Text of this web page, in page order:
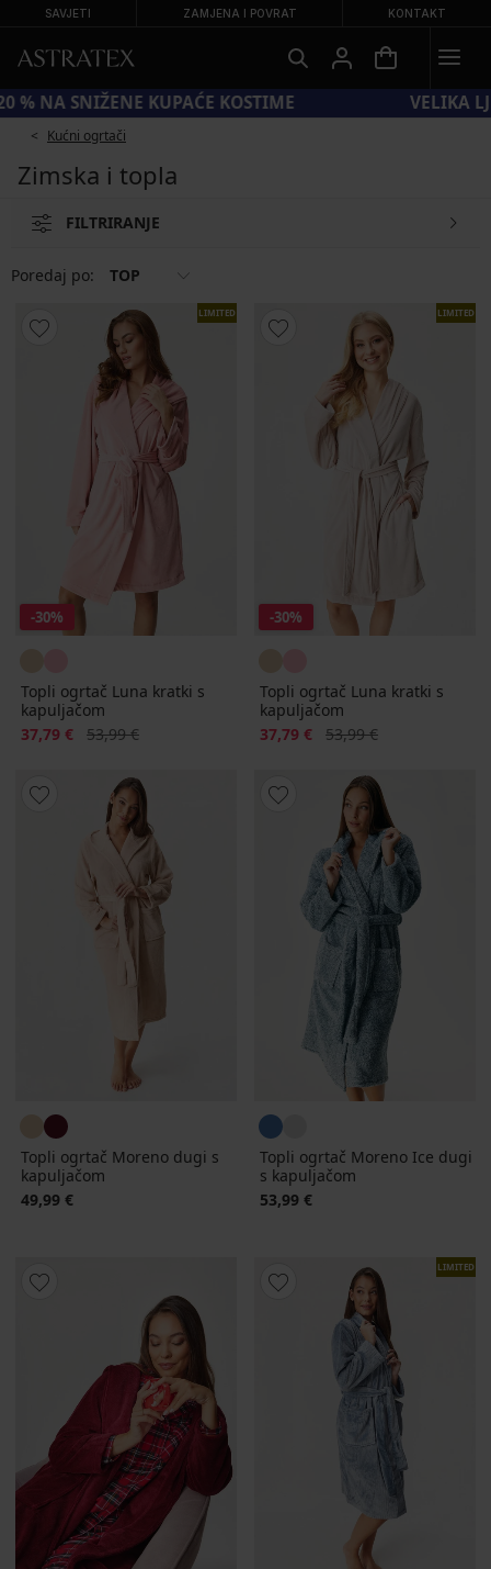
SAVJETI ZAMJENA I POVRAT KONTAKT
KOD SUN20 = −20 % NA SNIŽENE KUPAĆE KOSTIME
Kućni ogrtači
Zimska i topla
FILTRIRANJE
Poredaj po: TOP
LIMITED
-30%
Topli ogrtač Luna kratki s
kapuljačom
Popust
37,79 € Prvobitna cijena
53,99 €
LIMITED
-30%
Topli ogrtač Luna kratki s
kapuljačom
Popust
37,79 € Prvobitna cijena
53,99 €
Topli ogrtač Moreno dugi s
kapuljačom
49,99 €
Topli ogrtač Moreno Ice dugi
s kapuljačom
53,99 €
LIMITED